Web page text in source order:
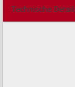
Technische